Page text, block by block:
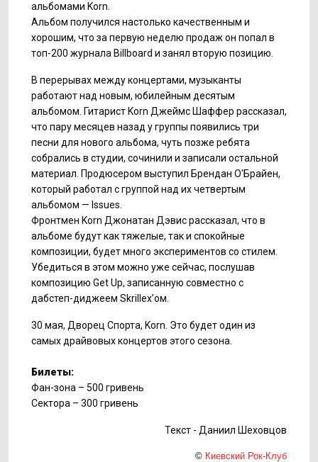
альбомами Korn.
Альбом получился настолько качественным и
хорошим, что за первую неделю продаж он попал в
топ-200 журнала Billboard и занял вторую позицию.
В перерывах между концертами, музыканты
работают над новым, юбилейным десятым
альбомом. Гитарист Korn Джеймс Шаффер рассказал,
что пару месяцев назад у группы появились три
песни для нового альбома, чуть позже ребята
собрались в студии, сочинили и записали остальной
материал. Продюсером выступил Брендан О'Брайен,
который работал с группой над их четвертым
альбомом — Issues.
Фронтмен Korn Джонатан Дэвис рассказал, что в
альбоме будут как тяжелые, так и спокойные
композиции, будет много экспериментов со стилем.
Убедиться в этом можно уже сейчас, послушав
композицию Get Up, записанную совместно с
дабстеп-диджеем Skrillex’ом.
30 мая, Дворец Спорта, Korn. Это будет один из
самых драйвовых концертов этого сезона.
Билеты:
Фан-зона – 500 гривень
Сектора – 300 гривень
Текст - Даниил Шеховцов
© Киевский Рок-Клуб